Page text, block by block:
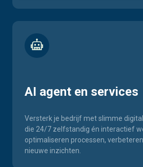
AI agent en services
Versterk je bedrijf met slimme
die 24/7 zelfstandig én interactief
optimaliseren processen,
nieuwe inzichten.